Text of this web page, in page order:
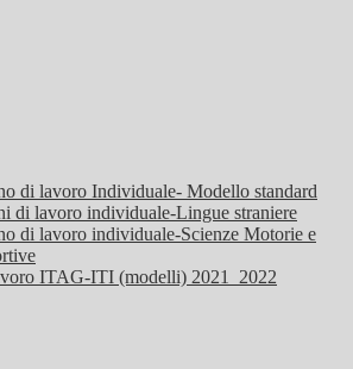
di lavoro Individuale- Modello standard
di lavoro individuale-Lingue straniere
di lavoro individuale-Scienze Motorie e
ITAG-ITI (modelli) 2021_2022